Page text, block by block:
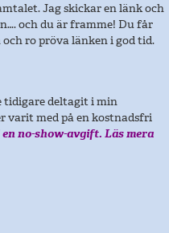
Jag skickar en länk och
och du är framme! Du får
ro pröva länken i god tid.
deltagit i min
varit med på en kostnadsfri
no-show-avgift. Läs mera